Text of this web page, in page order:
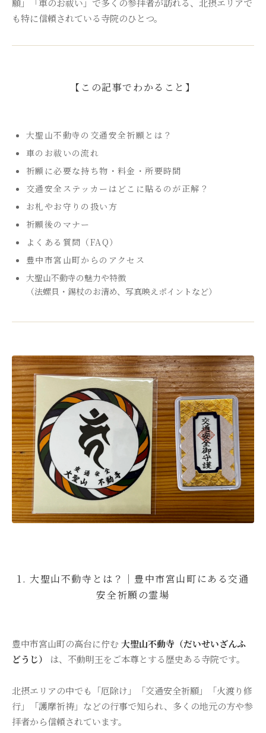
願」「車のお祓い」で多くの参拝者が訪れる、北摂エリアで
も特に信頼されている寺院のひとつ。
【この記事でわかること】
大聖山不動寺の交通安全祈願とは？
車のお祓いの流れ
祈願に必要な持ち物・料金・所要時間
交通安全ステッカーはどこに貼るのが正解？
お札やお守りの扱い方
祈願後のマナー
よくある質問（FAQ）
豊中市宮山町からのアクセス
大聖山不動寺の魅力や特徴
（法螺貝・錫杖のお清め、写真映えポイントなど）
1. 大聖山不動寺とは？｜豊中市宮山町にある交通
安全祈願の霊場
豊中市宮山町の高台に佇む 大聖山不動寺（だいせいざんふ
どうじ）
は、不動明王をご本尊とする歴史ある寺院です。
北摂エリアの中でも「厄除け」「交通安全祈願」「火渡り修
行」「護摩祈祷」などの行事で知られ、多くの地元の方や参
拝者から信頼されています。